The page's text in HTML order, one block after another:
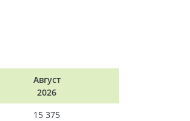
Август
2026
15 375